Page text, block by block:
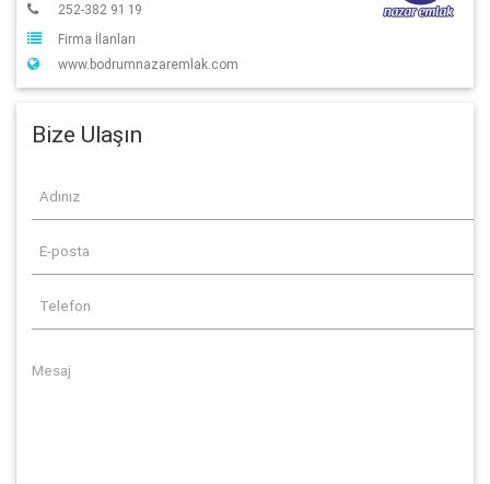
252-382 91 19
Firma İlanları
www.bodrumnazaremlak.com
Bize Ulaşın